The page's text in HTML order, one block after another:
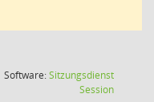
Software:Sitzungsdienst
Session(Wird in